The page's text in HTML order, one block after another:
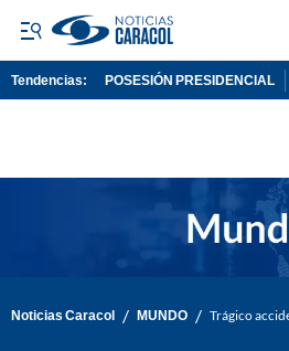
Tendencias: POSESIÓN PRESIDENCIAL
Noticias Caracol / MUNDO / Trágico